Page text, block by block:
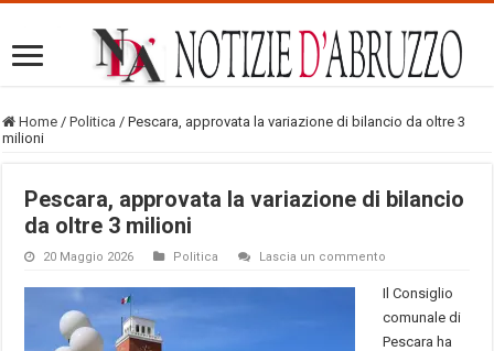
Home / Politica / Pescara, approvata la variazione di bilancio da oltre 3
milioni
Pescara, approvata la variazione di bilancio
da oltre 3 milioni
20 Maggio 2026 Politica Lascia un commento
Il Consiglio
comunale di
Pescara ha